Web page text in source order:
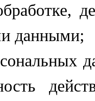
данными;